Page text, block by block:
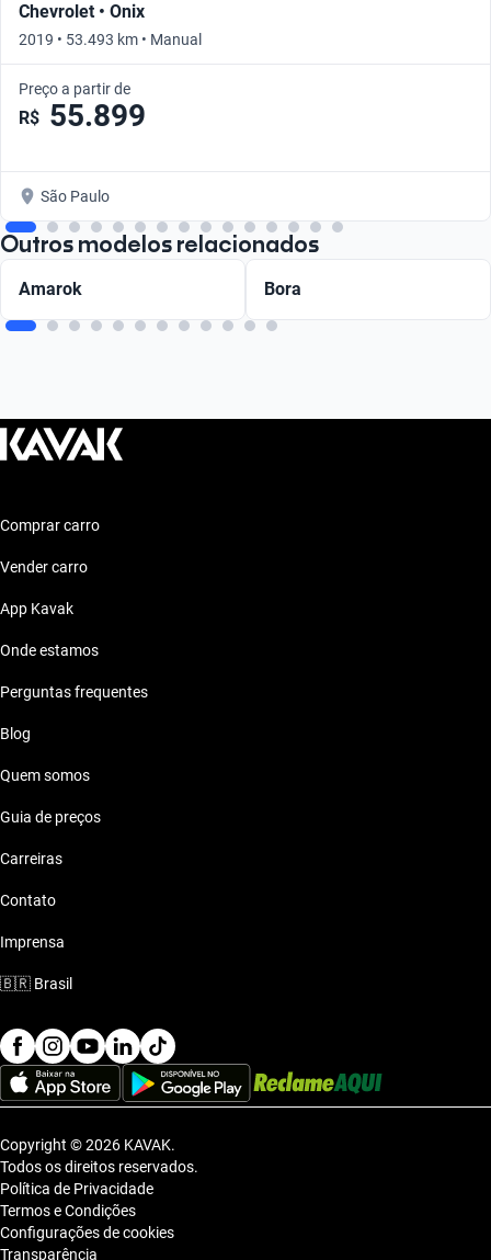
Chevrolet • Onix
2019 • 53.493 km • Manual
Preço a partir de
R$ 55.899
São Paulo
Outros modelos relacionados
Amarok Bora
Comprar carro
Vender carro
App Kavak
Onde estamos
Perguntas frequentes
Blog
Quem somos
Guia de preços
Carreiras
Contato
Imprensa
🇧🇷 Brasil
Copyright © 2026 KAVAK.
Todos os direitos reservados.
Política de Privacidade
Termos e Condições
Configurações de cookies
Transparência